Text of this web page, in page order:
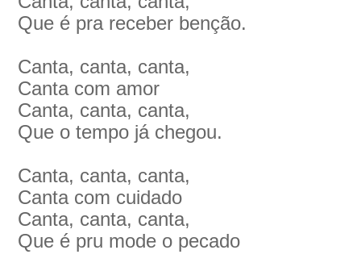
Que é pra receber benção.
Canta, canta, canta,
Canta com amor
Canta, canta, canta,
Que o tempo já chegou.
Canta, canta, canta,
Canta com cuidado
Canta, canta, canta,
Que é pru mode o pecado